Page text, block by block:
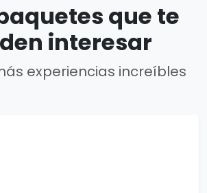
que te
interesar
experiencias increíbles